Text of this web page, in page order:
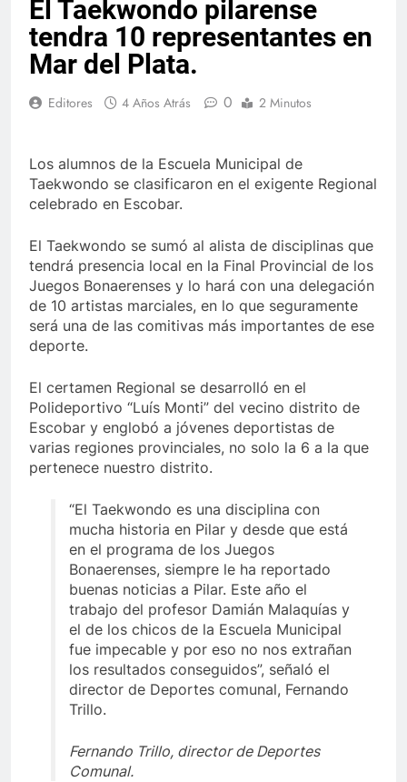
El Taekwondo pilarense
tendra 10 representantes en
Mar del Plata.
Editores 4 Años Atrás 0 2 Minutos
Los alumnos de la Escuela Municipal de
Taekwondo se clasificaron en el exigente Regional
celebrado en Escobar.
El Taekwondo se sumó al alista de disciplinas que
tendrá presencia local en la Final Provincial de los
Juegos Bonaerenses y lo hará con una delegación
de 10 artistas marciales, en lo que seguramente
será una de las comitivas más importantes de ese
deporte.
El certamen Regional se desarrolló en el
Polideportivo “Luís Monti” del vecino distrito de
Escobar y englobó a jóvenes deportistas de
varias regiones provinciales, no solo la 6 a la que
pertenece nuestro distrito.
“El Taekwondo es una disciplina con
mucha historia en Pilar y desde que está
en el programa de los Juegos
Bonaerenses, siempre le ha reportado
buenas noticias a Pilar. Este año el
trabajo del profesor Damián Malaquías y
el de los chicos de la Escuela Municipal
fue impecable y por eso no nos extrañan
los resultados conseguidos”, señaló el
director de Deportes comunal, Fernando
Trillo.
Fernando Trillo, director de Deportes
Comunal.